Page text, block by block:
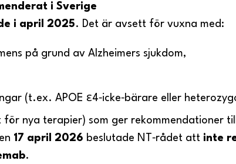
i Sverige
i april 2025. Det är avsett för vuxna med:
på grund av Alzheimers sjukdom,
(t.ex. APOE ε4‑icke‑bärare eller
för nya terapier) som ger rekommendationer
17 april 2026 beslutade NT‑rådet att inte
.